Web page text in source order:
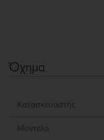
Όχημα
Κατασκευαστής
Μοντέλο